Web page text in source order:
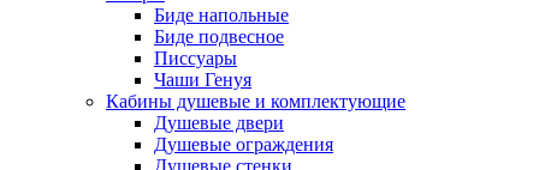
Биде напольные
Биде подвесное
Писсуары
Чаши Генуя
Кабины душевые и комплектующие
Душевые двери
Душевые ограждения
Душевые стенки